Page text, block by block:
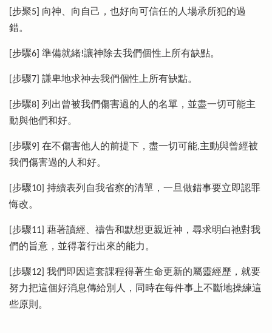
[步聚5] 向神、向自己，也好向可信任的人場承所犯的過
錯。
[步驟6] 準備就緒!讓神除去我們個性上所有缺點。
[步驟7] 謙卑地求神去我們個性上所有缺點。
[步驟8] 列出曾被我們傷害過的人的名單，並盡一切可能主
動與他們和好。
[步驟9] 在不傷害他人的前提下，盡一切可能,主動與曾經被
我們傷害過的人和好。
[步驟10] 持續表列自我省察的清單，一旦做錯事要立即認罪
悔改。
[步驟11] 藉著讀經、禱告和默想更親近神，尋求明白祂對我
們的旨意，並得著行出來的能力。
[步驟12] 我們即因這套課程得著生命更新的屬靈經歷，就要
努力把這個好消息傳給別人，同時在每件事上不斷地操練這
些原則。